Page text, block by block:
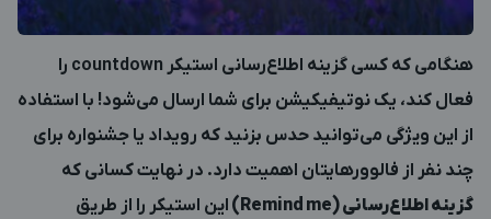
هنگامی که کسی گزینه اطلاع‌رسانی استیکر countdown را
فعال کند، یک نوتیفیکیشن برای شما ارسال می‌شود! با استفاده
از این ویژگی می‌توانید حدس بزنید که رویداد یا جشنواره برای
چند نفر از فالوورهایتان اهمیت دارد. در نهایت کسانی که
گزینه اطلاع‌رسانی (Remind me
) این استیکر را از طریق